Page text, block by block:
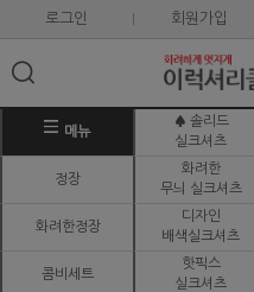
로그인 회원가입
메뉴
♠ 솔리드
실크셔츠
정장
화려한
무늬 실크셔츠
화려한정장
디자인
배색실크셔츠
콤비세트
핫픽스
실크셔츠